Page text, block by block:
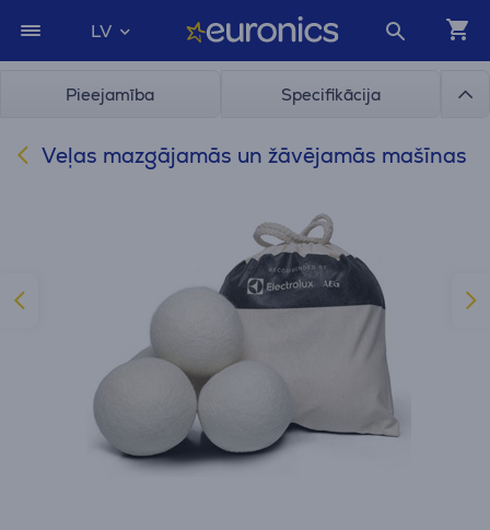
LV
Pieejamība Specifikācija
Veļas mazgājamās un žāvējamās mašīnas